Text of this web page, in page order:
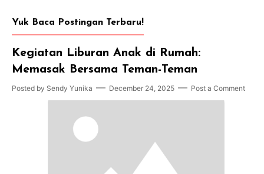
Yuk Baca Postingan Terbaru!
Kegiatan Liburan Anak di Rumah:
Memasak Bersama Teman-Teman
Posted by Sendy Yunika December 24, 2025 Post a Comment